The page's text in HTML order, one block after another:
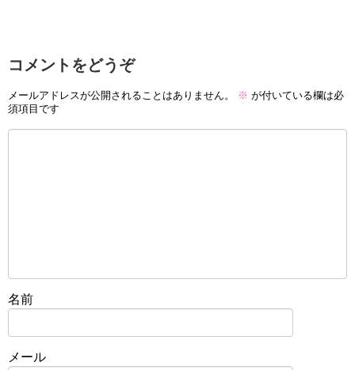
コメントをどうぞ
メールアドレスが公開されることはありません。 ※ が付いている欄は必
須項目です
名前
メール